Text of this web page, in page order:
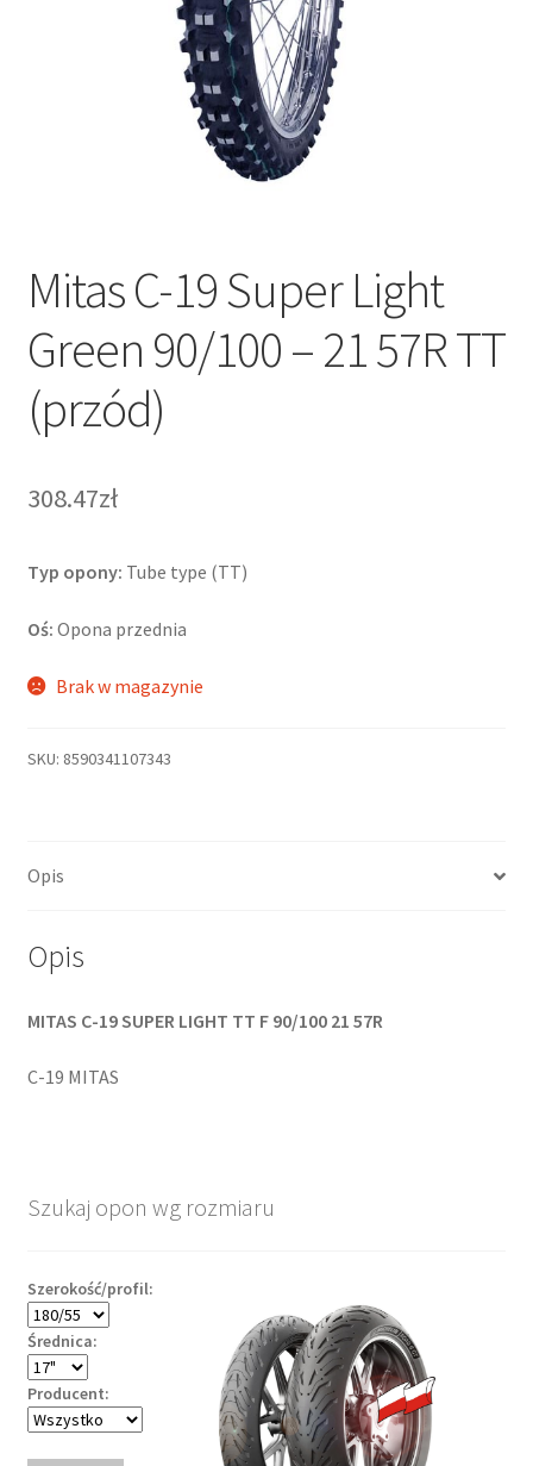
Mitas C-19 Super Light
Green 90/100 – 21 57R TT
(przód)
308.47zł
Typ opony: Tube type (TT)
Oś: Opona przednia
Brak w magazynie
SKU: 8590341107343
Opis
Opis
MITAS C-19 SUPER LIGHT TT F 90/100 21 57R
C-19 MITAS
Szukaj opon wg rozmiaru
Szerokość/profil:
Średnica:
Producent: